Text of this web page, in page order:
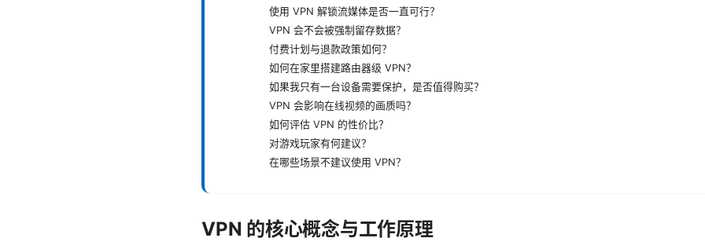
使用 VPN 解锁流媒体是否一直可行？
VPN 会不会被强制留存数据？
付费计划与退款政策如何？
如何在家里搭建路由器级 VPN？
如果我只有一台设备需要保护，是否值得购买？
VPN 会影响在线视频的画质吗？
如何评估 VPN 的性价比？
对游戏玩家有何建议？
在哪些场景不建议使用 VPN？
VPN 的核心概念与工作原理